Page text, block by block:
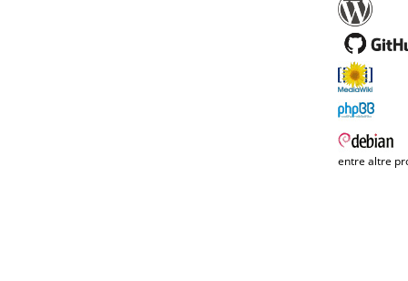
entre altre